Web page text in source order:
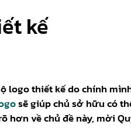
kế
logo thiết kế do chính
sẽ giúp chủ sở hữu có
hơn về chủ đề này, mời